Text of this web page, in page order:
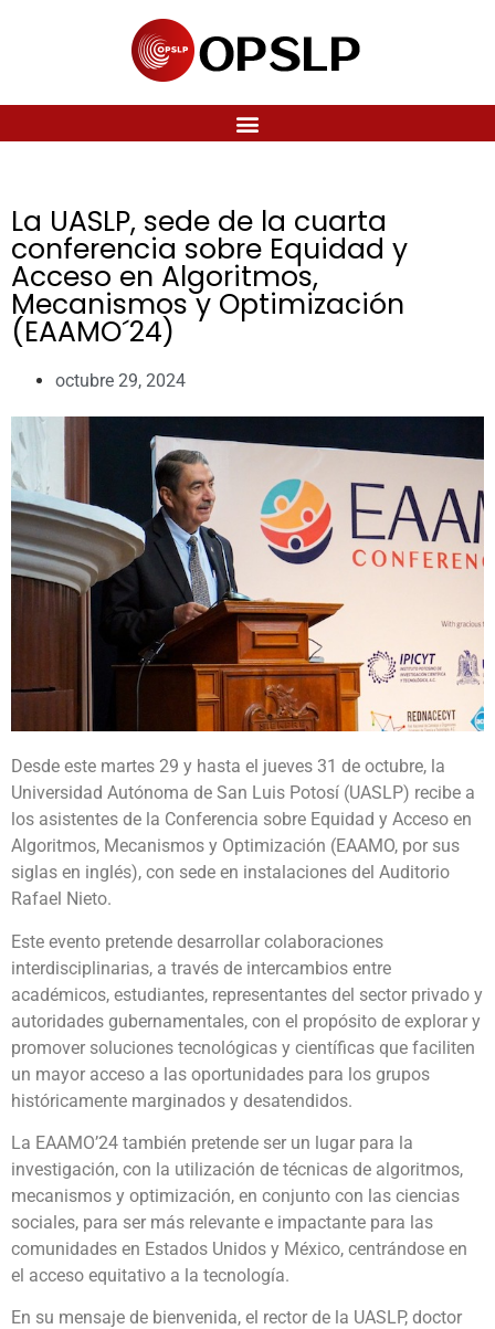
La UASLP, sede de la cuarta
conferencia sobre Equidad y
Acceso en Algoritmos,
Mecanismos y Optimización
(EAAMO´24)
octubre 29, 2024
Desde este martes 29 y hasta el jueves 31 de octubre, la
Universidad Autónoma de San Luis Potosí (UASLP) recibe a
los asistentes de la Conferencia sobre Equidad y Acceso en
Algoritmos, Mecanismos y Optimización (EAAMO, por sus
siglas en inglés), con sede en instalaciones del Auditorio
Rafael Nieto.
Este evento pretende desarrollar colaboraciones
interdisciplinarias, a través de intercambios entre
académicos, estudiantes, representantes del sector privado y
autoridades gubernamentales, con el propósito de explorar y
promover soluciones tecnológicas y científicas que faciliten
un mayor acceso a las oportunidades para los grupos
históricamente marginados y desatendidos.
La EAAMO’24 también pretende ser un lugar para la
investigación, con la utilización de técnicas de algoritmos,
mecanismos y optimización, en conjunto con las ciencias
sociales, para ser más relevante e impactante para las
comunidades en Estados Unidos y México, centrándose en
el acceso equitativo a la tecnología.
En su mensaje de bienvenida, el rector de la UASLP, doctor